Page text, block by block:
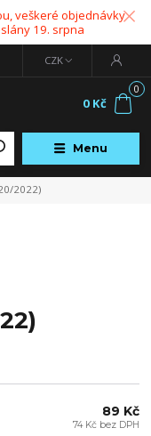
veškeré objednávky
19. srpna
Menu
CZK
0
0 Kč
2022)
89 Kč
74 Kč bez DPH